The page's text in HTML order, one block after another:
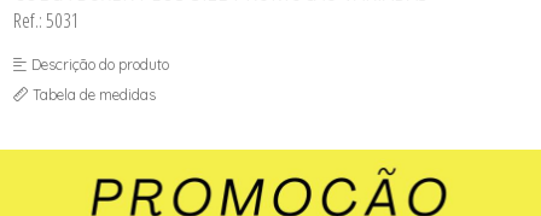
Ref.: 5031
Descrição do produto
Tabela de medidas